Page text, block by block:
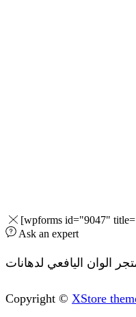
[wpforms id="9047"
Ask an expert
الوان اليافعي لدهانات
Copyright © XStore